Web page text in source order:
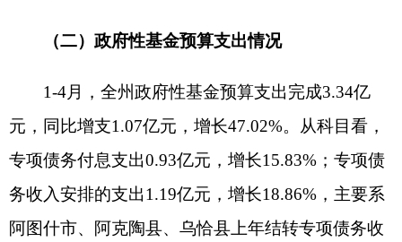
使用结转资金向企业注资529万元、各县（市）支
万元。
（一）财政收入保持平稳增长，增幅保持全区